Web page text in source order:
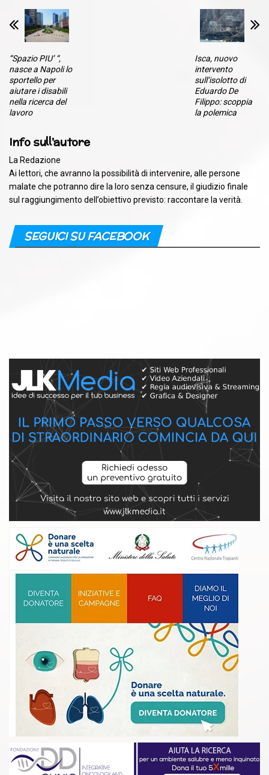
“Spazio PIU’ “,
nasce a Napoli lo
sportello per
aiutare i disabili
nella ricerca del
lavoro
Isca, nuovo
intervento
sull’isolotto di
Eduardo De
Filippo: scoppia
la polemica
Info sull'autore
La Redazione
Ai lettori, che avranno la possibilità di intervenire, alle persone
malate che potranno dire la loro senza censure, il giudizio finale
sul raggiungimento dell’obiettivo previsto: raccontare la verità.
SEGUICI SU FACEBOOK